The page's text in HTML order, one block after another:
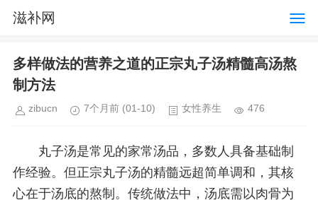
滋补网
多样做法的营养之道的正宗丸子汤精髓高汤熬
制方法
zibucn 7个月前 (01-10) 女性养生 476
丸子汤是常见的家常汤品，多数人具备基础制
作经验。但正宗丸子汤的精髓远超简单调和，其核
心在于汤底的熬制。传统做法中，汤底需以肉骨为